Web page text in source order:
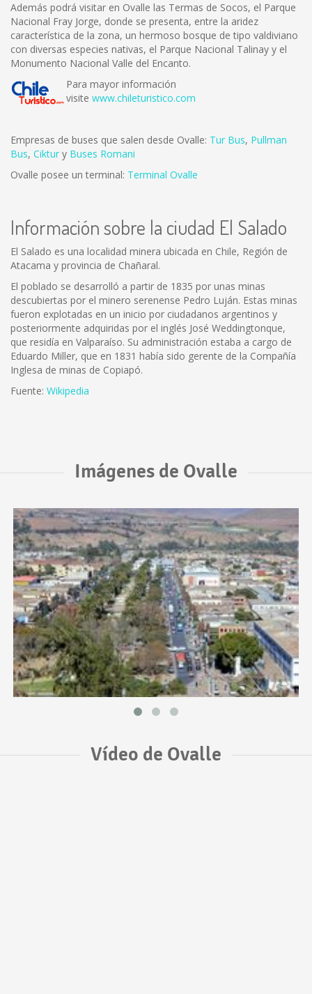
Además podrá visitar en Ovalle las Termas de Socos, el Parque
Nacional Fray Jorge, donde se presenta, entre la aridez
característica de la zona, un hermoso bosque de tipo valdiviano
con diversas especies nativas, el Parque Nacional Talinay y el
Monumento Nacional Valle del Encanto.
Para mayor información
visite www.chileturistico.com
Empresas de buses que salen desde Ovalle: Tur Bus, Pullman
Bus, Ciktur y Buses Romani
Ovalle posee un terminal: Terminal Ovalle
Información sobre la ciudad El Salado
El Salado es una localidad minera ubicada en Chile, Región de
Atacama y provincia de Chañaral.
El poblado se desarrolló a partir de 1835 por unas minas
descubiertas por el minero serenense Pedro Luján. Estas minas
fueron explotadas en un inicio por ciudadanos argentinos y
posteriormente adquiridas por el inglés José Weddingtonque,
que residía en Valparaíso. Su administración estaba a cargo de
Eduardo Miller, que en 1831 había sido gerente de la Compañía
Inglesa de minas de Copiapó.
Fuente: Wikipedia
Imágenes de Ovalle
Vídeo de Ovalle